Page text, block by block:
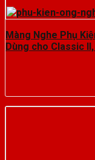
Màng Nghe Phụ
Dùng cho Classic